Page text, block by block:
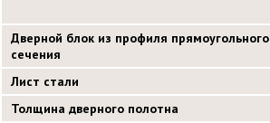
Дверной блок из профиля прямоугольного
сечения
Лист стали
Толщина дверного полотна